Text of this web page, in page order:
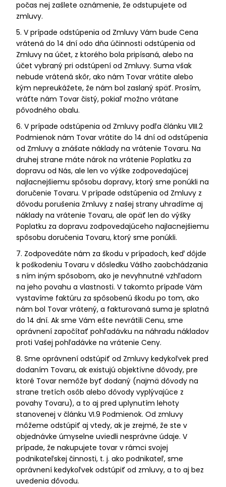
počas nej zašlete oznámenie, že odstupujete od
zmluvy.
5. V prípade odstúpenia od Zmluvy Vám bude Cena
vrátená do 14 dní odo dňa účinnosti odstúpenia od
Zmluvy na účet, z ktorého bola pripísaná, alebo na
účet vybraný pri odstúpení od Zmluvy. Suma však
nebude vrátená skôr, ako nám Tovar vrátite alebo
kým nepreukážete, že nám bol zaslaný späť. Prosím,
vráťte nám Tovar čistý, pokiaľ možno vrátane
pôvodného obalu.
6. V prípade odstúpenia od Zmluvy podľa článku VIII.2
Podmienok nám Tovar vrátite do 14 dní od odstúpenia
od Zmluvy a znášate náklady na vrátenie Tovaru. Na
druhej strane máte nárok na vrátenie Poplatku za
dopravu od Nás, ale len vo výške zodpovedajúcej
najlacnejšiemu spôsobu dopravy, ktorý sme ponúkli na
doručenie Tovaru. V prípade odstúpenia od Zmluvy z
dôvodu porušenia Zmluvy z našej strany uhradíme aj
náklady na vrátenie Tovaru, ale opäť len do výšky
Poplatku za dopravu zodpovedajúceho najlacnejšiemu
spôsobu doručenia Tovaru, ktorý sme ponúkli.
7. Zodpovedáte nám za škodu v prípadoch, keď dôjde
k poškodeniu Tovaru v dôsledku Vášho zaobchádzania
s ním iným spôsobom, ako je nevyhnutné vzhľadom
na jeho povahu a vlastnosti. V takomto prípade Vám
vystavíme faktúru za spôsobenú škodu po tom, ako
nám bol Tovar vrátený, a fakturovaná suma je splatná
do 14 dní. Ak sme Vám ešte nevrátili Cenu, sme
oprávnení započítať pohľadávku na náhradu nákladov
proti Vašej pohľadávke na vrátenie Ceny.
8. Sme oprávnení odstúpiť od Zmluvy kedykoľvek pred
dodaním Tovaru, ak existujú objektívne dôvody, pre
ktoré Tovar nemôže byť dodaný (najmä dôvody na
strane tretích osôb alebo dôvody vyplývajúce z
povahy Tovaru), a to aj pred uplynutím lehoty
stanovenej v článku VI.9 Podmienok. Od zmluvy
môžeme odstúpiť aj vtedy, ak je zrejmé, že ste v
objednávke úmyselne uviedli nesprávne údaje. V
prípade, že nakupujete tovar v rámci svojej
podnikateľskej činnosti, t. j. ako podnikateľ, sme
oprávnení kedykoľvek odstúpiť od zmluvy, a to aj bez
uvedenia dôvodu.